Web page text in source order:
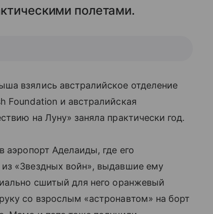
полетами.
взялись австралийское отделение
Foundation и австралийская
на Луну» заняла практически год.
аэропорт Аделаиды, где его
«Звездных войн», выдавшие ему
сшитый для него оранжевый
со взрослым «астронавтом» на борт